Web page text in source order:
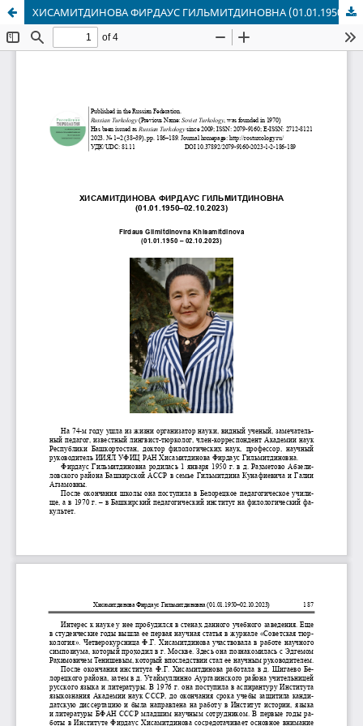
ХИСАМИТДИНОВА ФИРДАУС ГИЛЬМИТДИНОВНА (01.01.1950–02.10.2023)